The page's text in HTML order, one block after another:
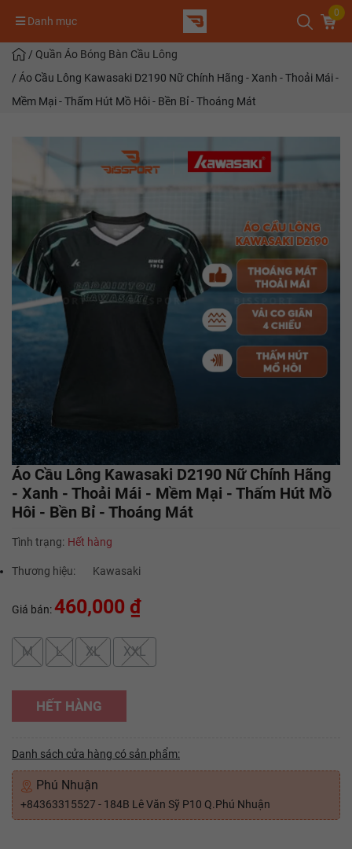
Danh mục
0
/ Quần Áo Bóng Bàn Cầu Lông
/ Áo Cầu Lông Kawasaki D2190 Nữ Chính Hãng - Xanh - Thoải Mái -
Mềm Mại - Thấm Hút Mồ Hôi - Bền Bỉ - Thoáng Mát
Áo Cầu Lông Kawasaki D2190 Nữ Chính Hãng
- Xanh - Thoải Mái - Mềm Mại - Thấm Hút Mồ
Hôi - Bền Bỉ - Thoáng Mát
Tình trạng: Hết hàng
Thương hiệu: Kawasaki
Giá bán:460,000 ₫
M L XL XXL
HẾT HÀNG
Danh sách cửa hàng có sản phẩm:
Phú Nhuận
+84363315527 - 184B Lê Văn Sỹ P10 Q.Phú Nhuận